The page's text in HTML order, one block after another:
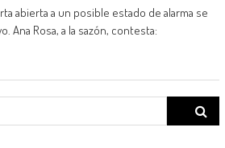
abierta a un posible estado de alarma se
Ana Rosa, a la sazón, contesta:
Search